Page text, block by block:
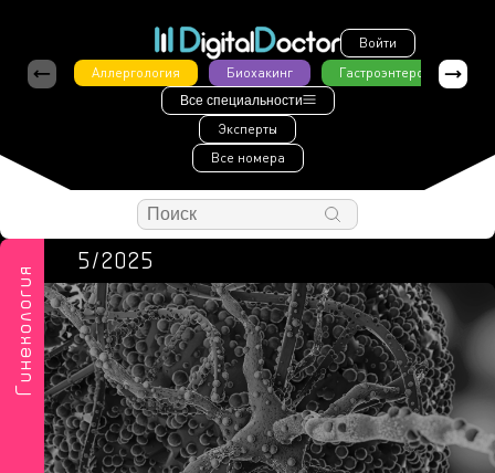
Войти
Аллергология
Биохакинг Гастроэнтерология
Все специальности
Эксперты
Все номера
Гинекология
5/2025